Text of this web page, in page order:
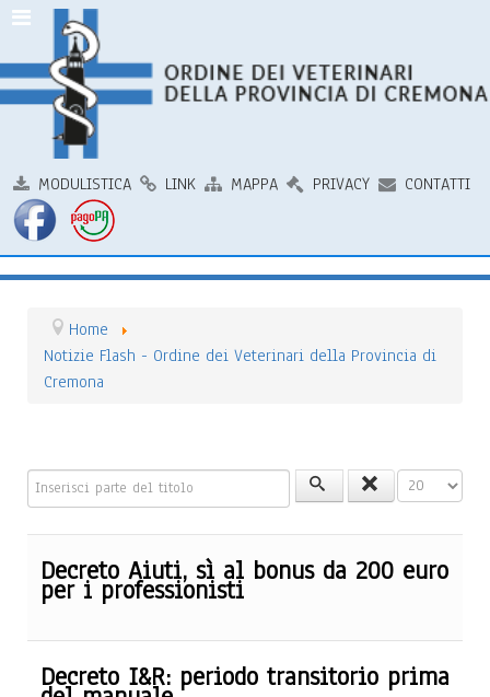
MODULISTICA LINK MAPPA PRIVACY CONTATTI
Home
Notizie Flash - Ordine dei Veterinari della Provincia di
Cremona
Inserisci parte del titolo Visualizza n.
Decreto Aiuti, sì al bonus da 200 euro
per i professionisti
Decreto I&R: periodo transitorio prima